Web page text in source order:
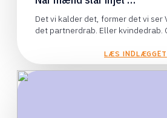
Det vi kalder det, former det vi ser
det partnerdrab. Eller kvindedrab.
LÆS INDLÆGGET